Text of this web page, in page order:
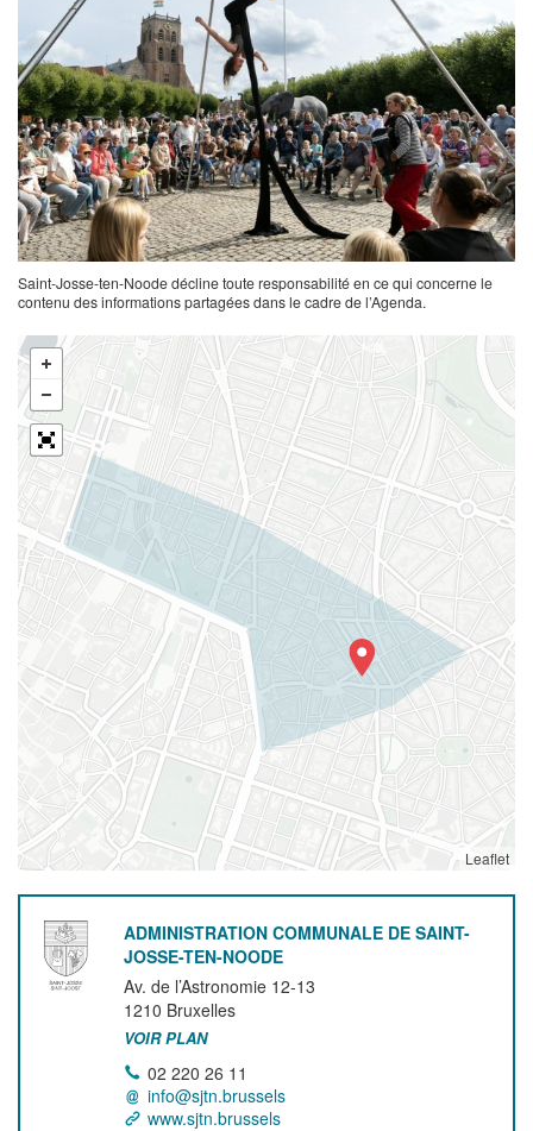
Saint-Josse-ten-Noode décline toute responsabilité en ce qui concerne le
contenu des informations partagées dans le cadre de l’Agenda.
Leaflet
ADMINISTRATION COMMUNALE DE SAINT-
JOSSE-TEN-NOODE
Av. de l’Astronomie 12-13
1210 Bruxelles
VOIR PLAN
02 220 26 11
info@sjtn.brussels
www.sjtn.brussels